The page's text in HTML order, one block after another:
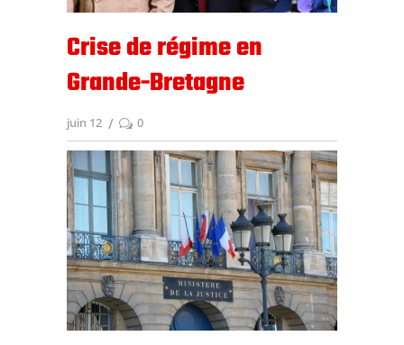
Crise de régime en
Grande-Bretagne
juin 12 0